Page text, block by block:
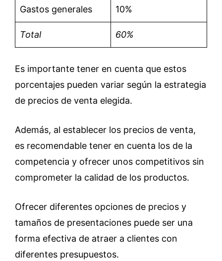
Gastos generales 10%
Total 60%
Es importante tener en cuenta que estos
porcentajes pueden variar según la estrategia
de precios de venta elegida.
Además, al establecer los precios de venta,
es recomendable tener en cuenta los de la
competencia y ofrecer unos competitivos sin
comprometer la calidad de los productos.
Ofrecer diferentes opciones de precios y
tamaños de presentaciones puede ser una
forma efectiva de atraer a clientes con
diferentes presupuestos.